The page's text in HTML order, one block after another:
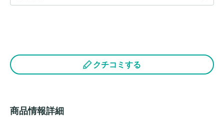
クチコミする
商品情報詳細